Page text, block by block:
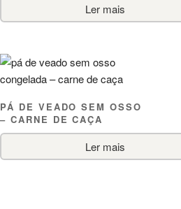
Ler mais
PÁ DE VEADO SEM OSSO
– CARNE DE CAÇA
Ler mais